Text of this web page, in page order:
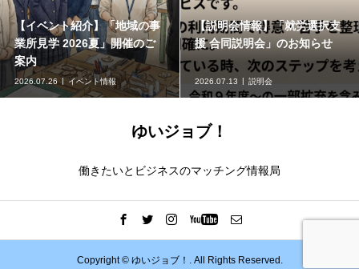
】「地域の事
夏」開催のご
ント情報
【説明会情報】「就労選択支
援 合同説明会」のお知らせ
2026.07.13 説明会
【地域の研
ーチについ
け！オンラ
ゆいジョブ！
働きたいとビジネスのマッチング情報局
Copyright ©ゆいジョブ！. All Rights Reserved.